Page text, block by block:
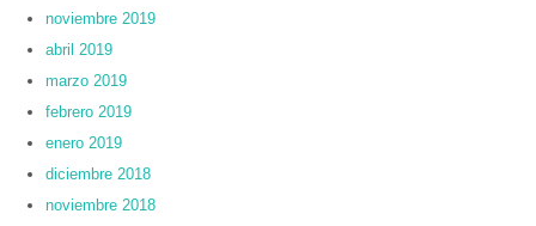
noviembre 2019
abril 2019
marzo 2019
febrero 2019
enero 2019
diciembre 2018
noviembre 2018